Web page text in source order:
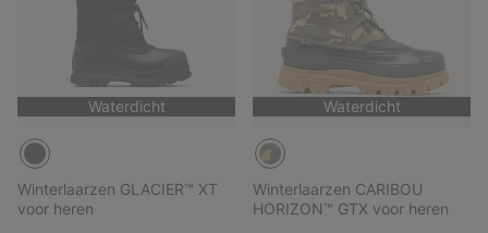
Waterdicht
Winterlaarzen GLACIER™ XT
voor heren
Waterdicht
Winterlaarzen CARIBOU
HORIZON™ GTX voor heren